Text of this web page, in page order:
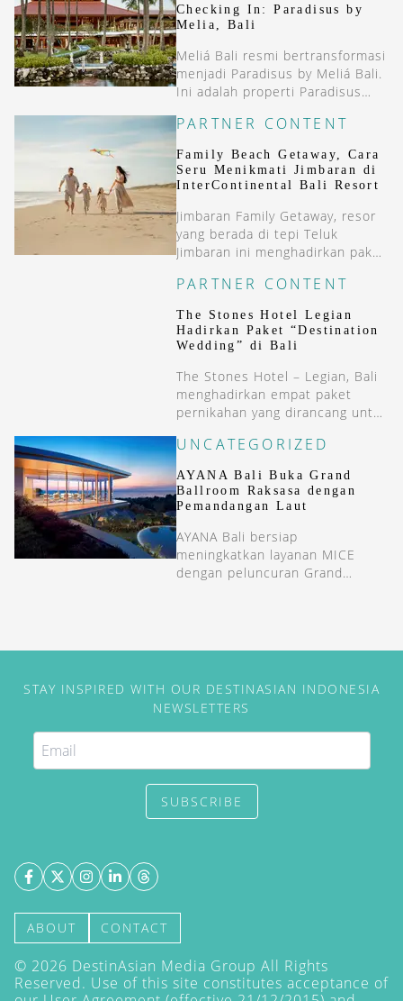
Checking In: Paradisus by
Melia, Bali
Meliá Bali resmi bertransformasi
menjadi Paradisus by Meliá Bali.
Ini adalah properti Paradisus
PARTNER CONTENT
Family Beach Getaway, Cara
Seru Menikmati Jimbaran di
InterContinental Bali Resort
Jimbaran Family Getaway, resor
yang berada di tepi Teluk
Jimbaran ini menghadirkan paket
menggabungkan kenyamanan
resort bintang lima dengan
beragam pengalaman khas Bali.
PARTNER CONTENT
The Stones Hotel Legian
Hadirkan Paket “Destination
Wedding” di Bali
The Stones Hotel – Legian, Bali
menghadirkan empat paket
pernikahan yang dirancang untuk
dari resepsi intim hingga pesta
megah.
UNCATEGORIZED
AYANA Bali Buka Grand
Ballroom Raksasa dengan
Pemandangan Laut
AYANA Bali bersiap
meningkatkan layanan MICE
dengan peluncuran Grand
STAY INSPIRED WITH OUR DESTINASIAN INDONESIA
NEWSLETTERS
SUBSCRIBE
ABOUT CONTACT
© 2026 DestinAsian Media Group All Rights
Reserved. Use of this site constitutes acceptance of